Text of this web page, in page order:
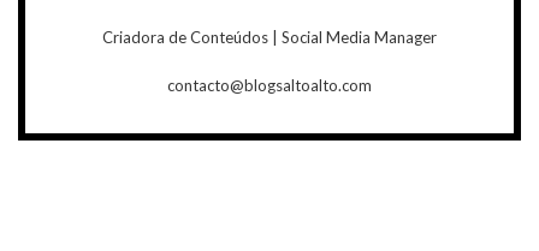
Criadora de Conteúdos | Social Media Manager
contacto@blogsaltoalto.com